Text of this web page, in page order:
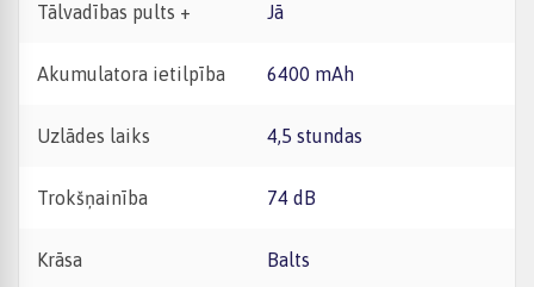
Tālvadības pults + Jā
Akumulatora ietilpība 6400 mAh
Uzlādes laiks 4,5 stundas
Trokšņainība 74 dB
Krāsa Balts